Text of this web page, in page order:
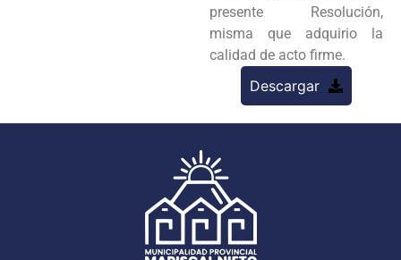
presente Resolución,
misma que adquirio la
calidad de acto firme.
Descargar